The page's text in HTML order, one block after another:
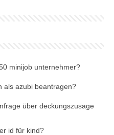
minijob unternehmer?
als azubi beantragen?
über deckungszusage
id für kind?